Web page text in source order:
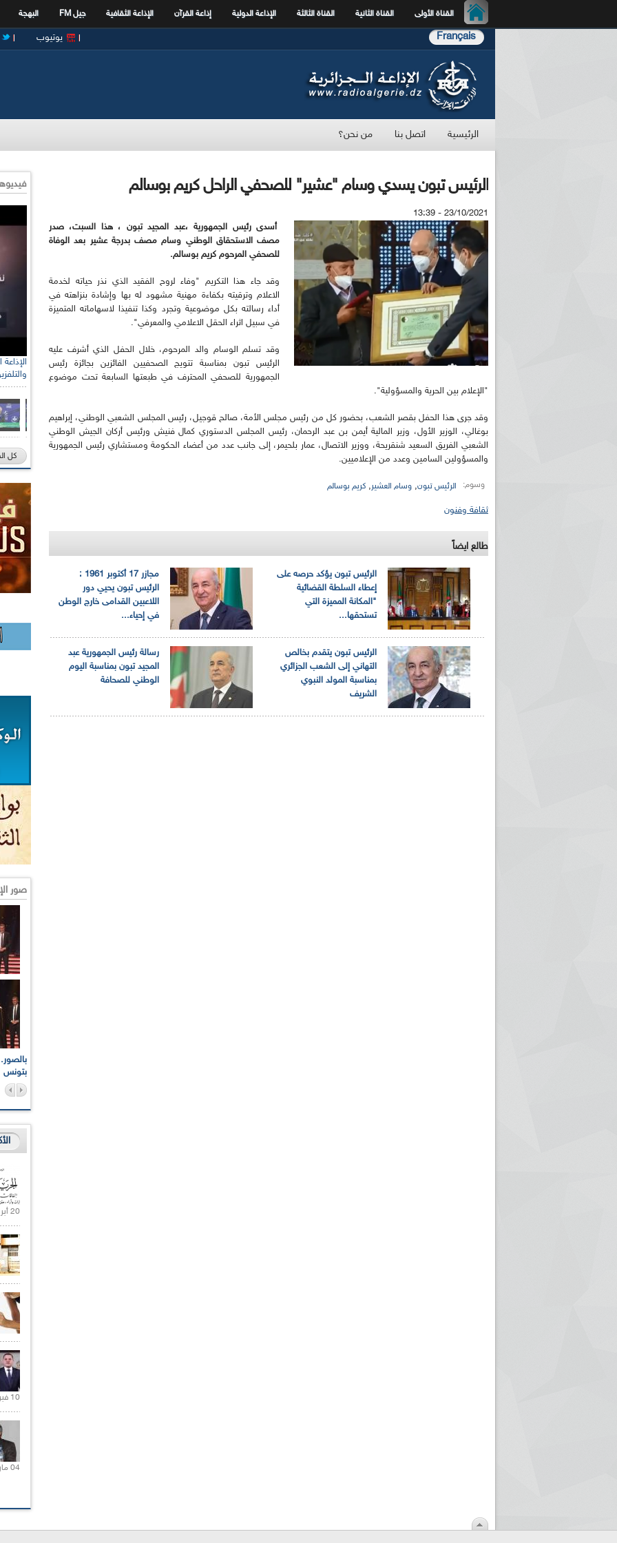
القناة الأولى القناة الثانية القناة الثالثة الإذاعة الدولية إذاعة القرآن الإذاعة الثقافية جيل FM البهجة
Français يوتيوب
الرئيسية اتصل بنا من نحن؟
الرئيس تبون يسدي وسام "عشير" للصحفي الراحل كريم بوسالم
23/10/2021 - 13:39
أسدى رئيس الجمهورية ،عبد المجيد تبون ، هذا السبت، صدر
مصف الاستحقاق الوطني وسام مصف بدرجة عشير بعد الوفاة
للصحفي المرحوم كريم بوسالم.
وقد جاء هذا التكريم "وفاء لروح الفقيد الذي نذر حياته لخدمة
الاعلام وترقيته بكفاءة مهنية مشهود له بها وإشادة بنزاهته في
أداء رسالته بكل موضوعية وتجرد وكذا تنفيذا لاسهاماته المتميزة
في سبيل اثراء الحقل الاعلامي والمعرفي".
وقد تسلم الوسام والد المرحوم، خلال الحفل الذي أشرف عليه
الرئيس تبون بمناسبة تتويج الصحفيين الفائزين بجائزة رئيس
الجمهورية للصحفي المحترف في طبعتها السابعة تحت موضوع
"الإعلام بين الحرية والمسؤولية".
وقد جرى هذا الحفل بقصر الشعب، بحضور كل من رئيس مجلس الأمة، صالح قوجيل، رئيس المجلس الشعبي الوطني، إبراهيم
بوغالي، الوزير الأول، وزير المالية أيمن بن عبد الرحمان، رئيس المجلس الدستوري كمال فنيش ورئيس أركان الجيش الوطني
الشعبي الفريق السعيد شنقريحة، ووزير الاتصال، عمار بلحيمر، إلى جانب عدد من أعضاء الحكومة ومستشاري رئيس الجمهورية
والمسؤولين السامين وعدد من الإعلاميين.
وسوم: الرئيس تبون, وسام العشير, كريم بوسالم
ثقافة وفنون
طالع ايضاً
مجازر 17 أكتوبر 1961 :
الرئيس تبون يحيي دور
اللاعبين القدامى خارج الوطن
في إحياء...
الرئيس تبون يؤكد حرصه على
إعطاء السلطة القضائية
"المكانة المميزة التي
تستحقها...
رسالة رئيس الجمهورية عبد
المجيد تبون بمناسبة اليوم
الوطني للصحافة
الرئيس تبون يتقدم بخالص
التهاني إلى الشعب الجزائري
بمناسبة المولد النبوي
الشريف
كل
صور
بتونس
20 أبريل 2021 |
10 فبراير 2021 |
04 مارس 2020 |